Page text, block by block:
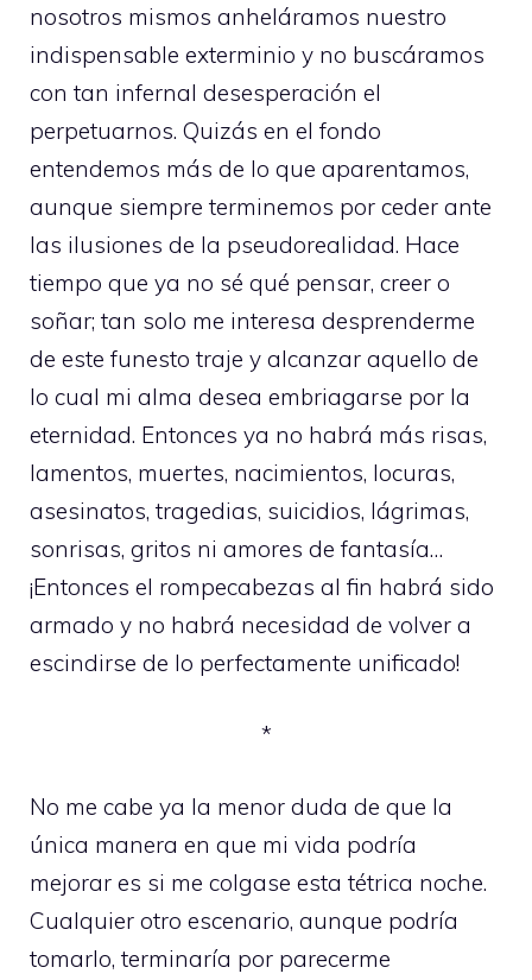
nosotros mismos anheláramos nuestro
indispensable exterminio y no buscáramos
con tan infernal desesperación el
perpetuarnos. Quizás en el fondo
entendemos más de lo que aparentamos,
aunque siempre terminemos por ceder ante
las ilusiones de la pseudorealidad. Hace
tiempo que ya no sé qué pensar, creer o
soñar; tan solo me interesa desprenderme
de este funesto traje y alcanzar aquello de
lo cual mi alma desea embriagarse por la
eternidad. Entonces ya no habrá más risas,
lamentos, muertes, nacimientos, locuras,
asesinatos, tragedias, suicidios, lágrimas,
sonrisas, gritos ni amores de fantasía…
¡Entonces el rompecabezas al fin habrá sido
armado y no habrá necesidad de volver a
escindirse de lo perfectamente unificado!
*
No me cabe ya la menor duda de que la
única manera en que mi vida podría
mejorar es si me colgase esta tétrica noche.
Cualquier otro escenario, aunque podría
tomarlo, terminaría por parecerme